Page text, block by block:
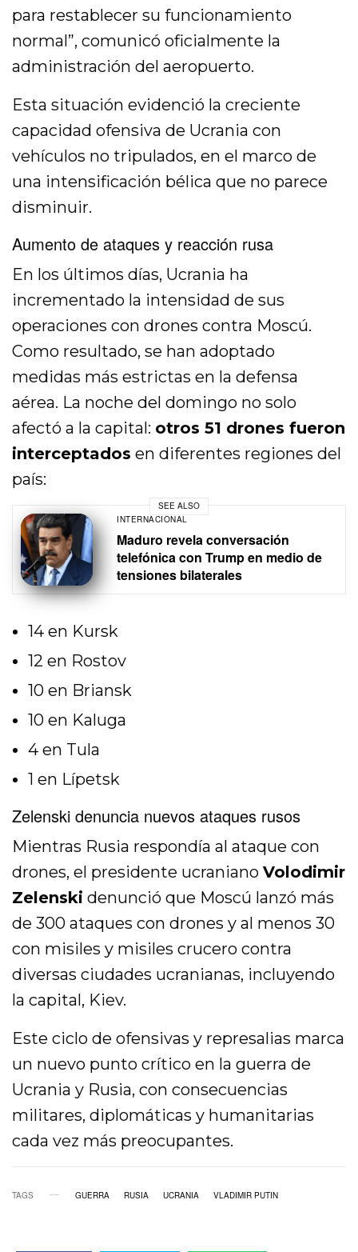
para restablecer su funcionamiento
normal”, comunicó oficialmente la
administración del aeropuerto.
Esta situación evidenció la creciente
capacidad ofensiva de Ucrania con
vehículos no tripulados, en el marco de
una intensificación bélica que no parece
disminuir.
Aumento de ataques y reacción rusa
En los últimos días, Ucrania ha
incrementado la intensidad de sus
operaciones con drones contra Moscú.
Como resultado, se han adoptado
medidas más estrictas en la defensa
aérea. La noche del domingo no solo
afectó a la capital: otros 51 drones fueron
interceptados en diferentes regiones del
país:
SEE ALSO
INTERNACIONAL
Maduro revela conversación
telefónica con Trump en medio de
tensiones bilaterales
14 en Kursk
12 en Rostov
10 en Briansk
10 en Kaluga
4 en Tula
1 en Lípetsk
Zelenski denuncia nuevos ataques rusos
Mientras Rusia respondía al ataque con
drones, el presidente ucranianoVolodimir
Zelenski denunció que Moscú lanzó más
de 300 ataques con drones y al menos 30
con misiles y misiles crucero contra
diversas ciudades ucranianas, incluyendo
la capital, Kiev.
Este ciclo de ofensivas y represalias marca
un nuevo punto crítico en la guerra de
Ucrania y Rusia, con consecuencias
militares, diplomáticas y humanitarias
cada vez más preocupantes.
TAGS GUERRA RUSIA UCRANIA VLADIMIR PUTIN